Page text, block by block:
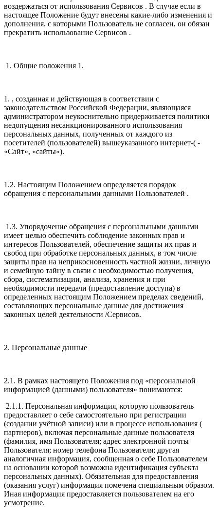
воздержаться от использования Сервисов . В случае если в
настоящее Положение будут внесены какие-либо изменения и
дополнения, с которыми Пользователь не согласен, он обязан
прекратить использование Сервисов .
1. Общие положения 1.
1. , созданная и действующая в соответствии с
законодательством Российской Федерации, являющаяся
администратором неукоснительно придерживается политики
недопущения несанкционированного использования
персональных данных, полученных от каждого из
посетителей (пользователей) вышеуказанного интернет-( -
«Сайт», «сайты»).
1.2. Настоящим Положением определяется порядок
обращения с персональными данными Пользователей .
1.3. Упорядочение обращения с персональными данными
имеет целью обеспечить соблюдение законных прав и
интересов Пользователей, обеспечение защиты их прав и
свобод при обработке персональных данных, в том числе
защиты прав на неприкосновенность частной жизни, личную
и семейную тайну в связи с необходимостью получения,
сбора, систематизации, анализа, хранения и при
необходимости передачи (предоставление доступа) в
определенных настоящим Положением пределах сведений,
составляющих персональные данные для достижения
законных целей деятельности /Сервисов.
2. Персональные данные
2.1. В рамках настоящего Положения под «персональной
информацией (данными) пользователя» понимаются:
2.1.1. Персональная информация, которую пользователь
предоставляет о себе самостоятельно при регистрации
(создании учётной записи) или в процессе использования (
партнеров), включая персональные данные пользователя
(фамилия, имя Пользователя; адрес электронной почты
Пользователя; номер телефона Пользователя; другая
аналогичная информация, сообщенная о себе Пользователем
на основании которой возможна идентификация субъекта
персональных данных). Обязательная для предоставления
(оказания услуг) информация помечена специальным образом.
Иная информация предоставляется пользователем на его
усмотрение.